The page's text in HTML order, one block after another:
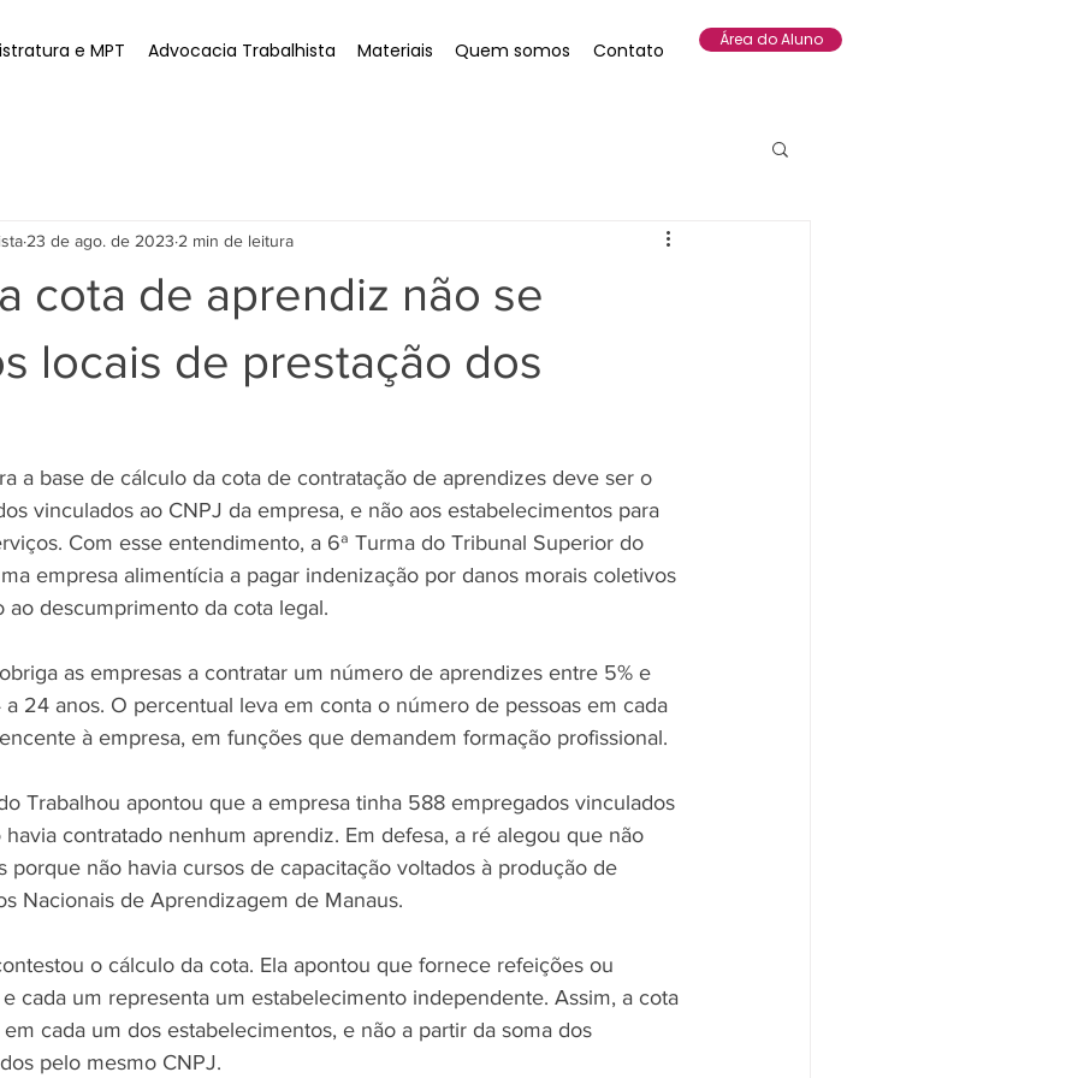
e MPT Advocacia Trabalhista Materiais Quem somos Contato Área do Aluno
cota de aprendiz não se
locais de prestação dos
23 de ago. de 2023 2 min de leitura
a base de cálculo da cota de contratação de aprendizes deve ser o
vinculados ao CNPJ da empresa, e não aos estabelecimentos para
Com esse entendimento, a 6ª Turma do Tribunal Superior do
empresa alimentícia a pagar indenização por danos morais coletivos
ao descumprimento da cota legal.
as empresas a contratar um número de aprendizes entre 5% e
a 24 anos. O percentual leva em conta o número de pessoas em cada
à empresa, em funções que demandem formação profissional.
Trabalhou apontou que a empresa tinha 588 empregados vinculados
havia contratado nenhum aprendiz. Em defesa, a ré alegou que não
porque não havia cursos de capacitação voltados à produção de
Nacionais de Aprendizagem de Manaus.
o cálculo da cota. Ela apontou que fornece refeições ou
cada um representa um estabelecimento independente. Assim, a cota
cada um dos estabelecimentos, e não a partir da soma dos
pelo mesmo CNPJ.